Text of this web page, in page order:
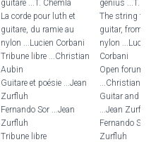
guitare ...T. Chemla
La corde pour luth et
guitare, du ramie au
nylon ...Lucien Corbani
Tribune libre ...Christian
Aubin
Guitare et poésie ...Jean
Zurfluh
Fernando Sor ...Jean
Zurfluh
Tribune libre
genius ...T.
The string
guitar, from
nylon
Corbani
Open forum
...Christian
Guitar and
...Jean
Fernando
Zurfluh